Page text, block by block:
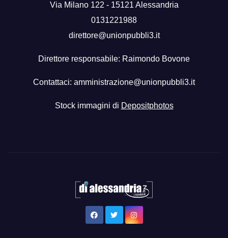
Via Milano 122 - 15121 Alessandria
0131221988
direttore@unionpubbli3.it
Direttore responsabile: Raimondo Bovone
Contattaci: amministrazione@unionpubbli3.it
Stock immagini di Depositphotos